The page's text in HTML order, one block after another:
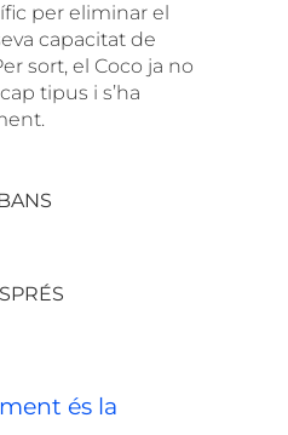
per eliminar el
capacitat de
sort, el Coco ja no
tipus i s’ha
és la